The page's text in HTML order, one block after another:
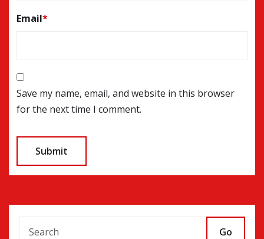
Email*
Save my name, email, and website in this browser
for the next time I comment.
Go